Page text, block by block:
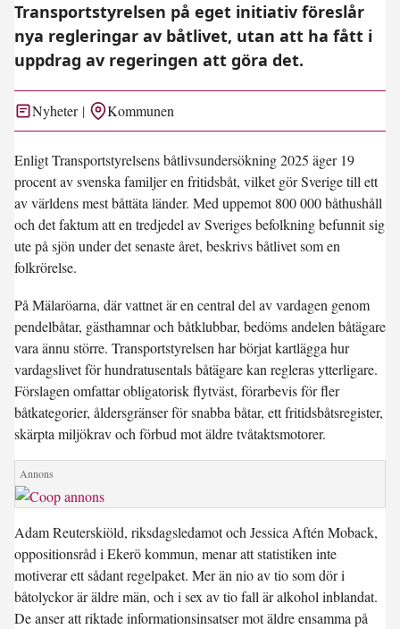
Transportstyrelsen på eget initiativ föreslår
nya regleringar av båtlivet, utan att ha fått i
uppdrag av regeringen att göra det.
Nyheter Kommunen
Enligt Transportstyrelsens båtlivsundersökning 2025 äger 19
procent av svenska familjer en fritidsbåt, vilket gör Sverige till ett
av världens mest båttäta länder. Med uppemot 800 000 båthushåll
och det faktum att en tredjedel av Sveriges befolkning befunnit sig
ute på sjön under det senaste året, beskrivs båtlivet som en
folkrörelse.
På Mälaröarna, där vattnet är en central del av vardagen genom
pendelbåtar, gästhamnar och båtklubbar, bedöms andelen båtägare
vara ännu större. Transportstyrelsen har börjat kartlägga hur
vardagslivet för hundratusentals båtägare kan regleras ytterligare.
Förslagen omfattar obligatorisk flytväst, förarbevis för fler
båtkategorier, åldersgränser för snabba båtar, ett fritidsbåtsregister,
skärpta miljökrav och förbud mot äldre tvåtaktsmotorer.
Adam Reuterskiöld, riksdagsledamot och Jessica Aftén Moback,
oppositionsråd i Ekerö kommun, menar att statistiken inte
motiverar ett sådant regelpaket. Mer än nio av tio som dör i
båtolyckor är äldre män, och i sex av tio fall är alkohol inblandat.
De anser att riktade informationsinsatser mot äldre ensamma på